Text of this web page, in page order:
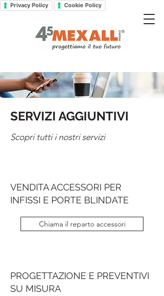
Privacy Policy Cookie Policy
SERVIZI AGGIUNTIVI
Scopri tutti i nostri servizi
VENDITA ACCESSORI PER
INFISSI E PORTE BLINDATE
Chiama il reparto accessori
PROGETTAZIONE E PREVENTIVI
SU MISURA